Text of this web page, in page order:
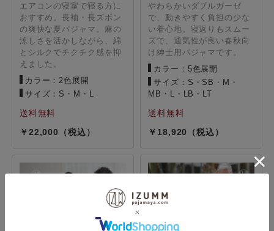
エアコンの寝室で寝る方に
おすすめ。長袖・長ズボン
の爽快な夏パジャマ。麻の
涼しさを活かしながら、綿
とシルクでチクチク感を抑
えました。
カラー：2色展開
サイズ：S・M・L
22,000
やわらかいダブルガーゼ
で、動きやすく負担の少な
い着心地。寝返りもスムー
ズで、通気性が良い春秋向
け紳士用パジャマです。
カラー：5色展開
サイズ：S・SB・M・
MB・L・LB・LT
18,920